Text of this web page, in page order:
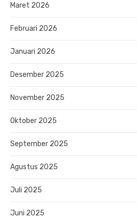
Maret 2026
Februari 2026
Januari 2026
Desember 2025
November 2025
Oktober 2025
September 2025
Agustus 2025
Juli 2025
Juni 2025